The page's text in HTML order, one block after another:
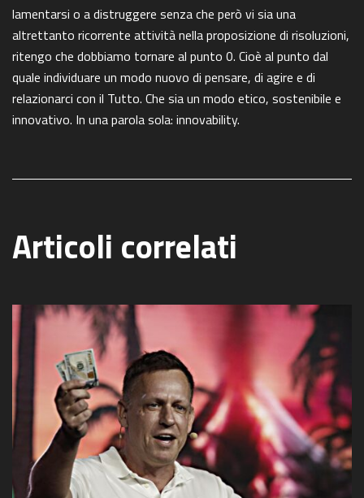
lamentarsi o a distruggere senza che però vi sia una
altrettanto ricorrente attività nella proposizione di risoluzioni,
ritengo che dobbiamo tornare al punto 0. Cioè al punto dal
quale individuare un modo nuovo di pensare, di agire e di
relazionarci con il Tutto. Che sia un modo etico, sostenibile e
innovativo. In una parola sola: innovability.
Articoli correlati